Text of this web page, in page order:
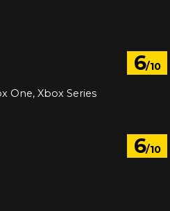
6/10
One, Xbox Series
6/10